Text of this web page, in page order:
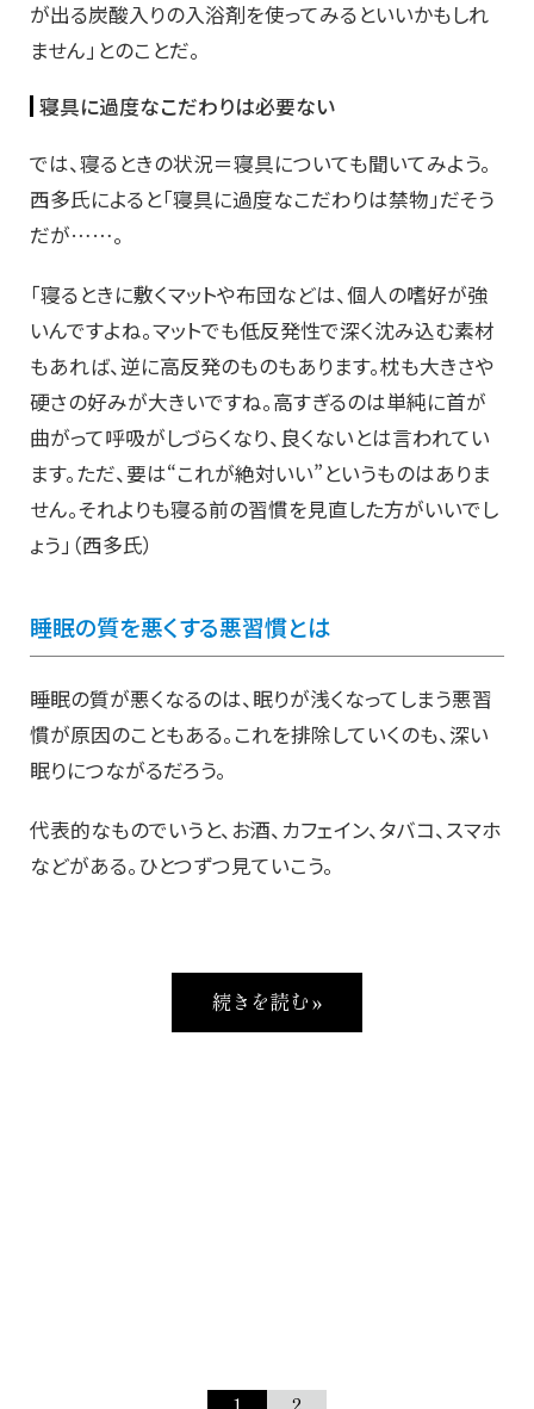
が出る炭酸入りの入浴剤を使ってみるといいかもしれ
ません」とのことだ。
寝具に過度なこだわりは必要ない
では、寝るときの状況＝寝具についても聞いてみよう。
西多氏によると「寝具に過度なこだわりは禁物」だそう
だが……。
「寝るときに敷くマットや布団などは、個人の嗜好が強
いんですよね。マットでも低反発性で深く沈み込む素材
もあれば、逆に高反発のものもあります。枕も大きさや
硬さの好みが大きいですね。高すぎるのは単純に首が
曲がって呼吸がしづらくなり、良くないとは言われてい
ます。ただ、要は“これが絶対いい”というものはありま
せん。それよりも寝る前の習慣を見直した方がいいでし
ょう」（西多氏）
睡眠の質を悪くする悪習慣とは
睡眠の質が悪くなるのは、眠りが浅くなってしまう悪習
慣が原因のこともある。これを排除していくのも、深い
眠りにつながるだろう。
代表的なものでいうと、お酒、カフェイン、タバコ、スマホ
などがある。ひとつずつ見ていこう。
続きを読む »